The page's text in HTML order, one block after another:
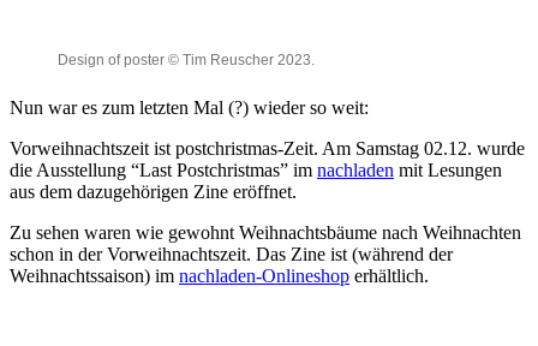
Design of poster © Tim Reuscher 2023.
Nun war es zum letzten Mal (?) wieder so weit:
Vorweihnachtszeit ist postchristmas-Zeit. Am Samstag 02.12. wurde
die Ausstellung “Last Postchristmas” im nachladen mit Lesungen
aus dem dazugehörigen Zine eröffnet.
Zu sehen waren wie gewohnt Weihnachtsbäume nach Weihnachten
schon in der Vorweihnachtszeit. Das Zine ist (während der
Weihnachtssaison) im nachladen-Onlineshop erhältlich.